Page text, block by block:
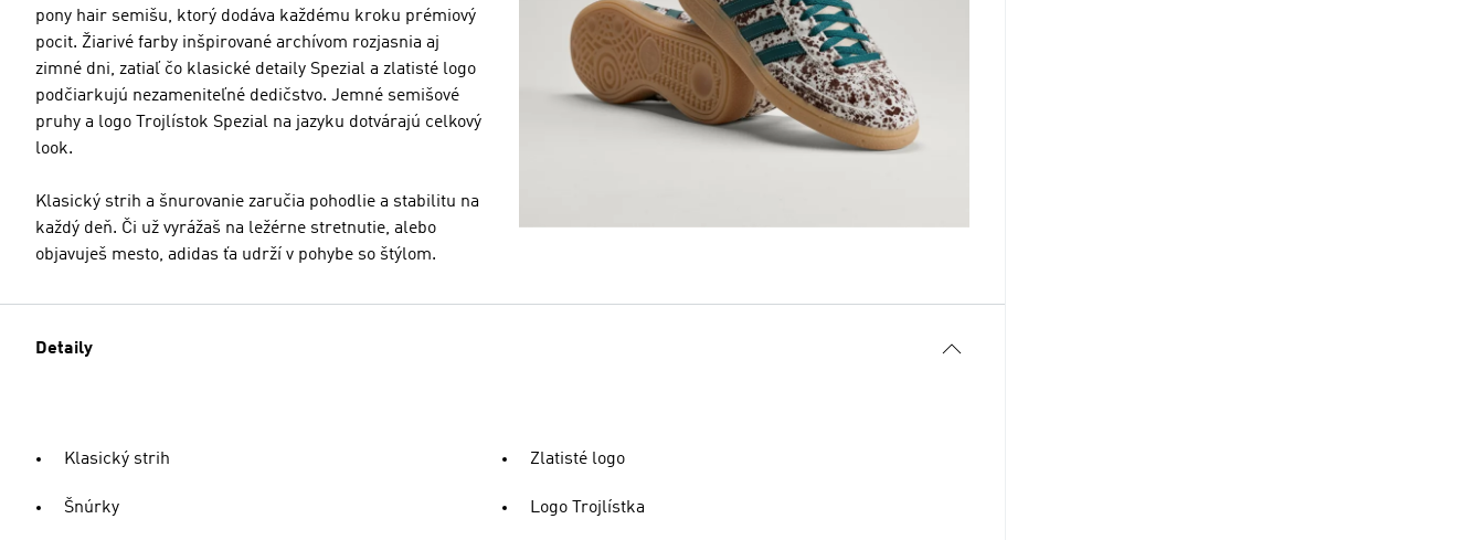
pony hair semišu, ktorý dodáva každému kroku prémiový
pocit. Žiarivé farby inšpirované archívom rozjasnia aj
zimné dni, zatiaľ čo klasické detaily Spezial a zlatisté logo
podčiarkujú nezameniteľné dedičstvo. Jemné semišové
pruhy a logo Trojlístok Spezial na jazyku dotvárajú celkový
look.
Klasický strih a šnurovanie zaručia pohodlie a stabilitu na
každý deň. Či už vyrážaš na ležérne stretnutie, alebo
objavuješ mesto, adidas ťa udrží v pohybe so štýlom.
Detaily
Klasický strih
Šnúrky
Zlatisté logo
Logo Trojlístka